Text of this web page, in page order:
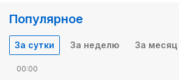
Популярное
За сутки За неделю За месяц
00:00